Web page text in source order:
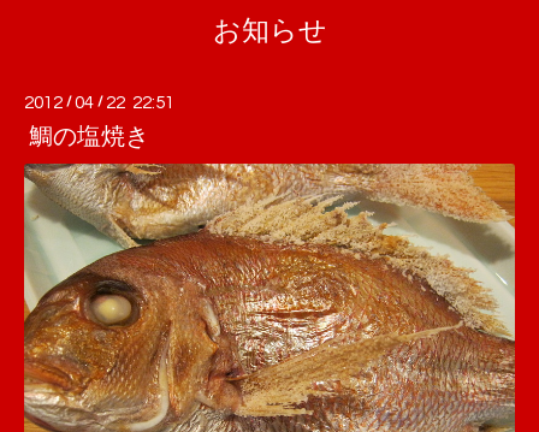
お知らせ
2012 /04 / 22 22:51
鯛の塩焼き